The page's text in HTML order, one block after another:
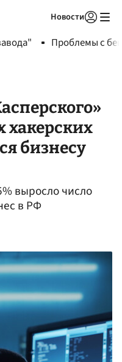
Новости
Проблемы с
хакерских
бизнесу
выросло число
в РФ